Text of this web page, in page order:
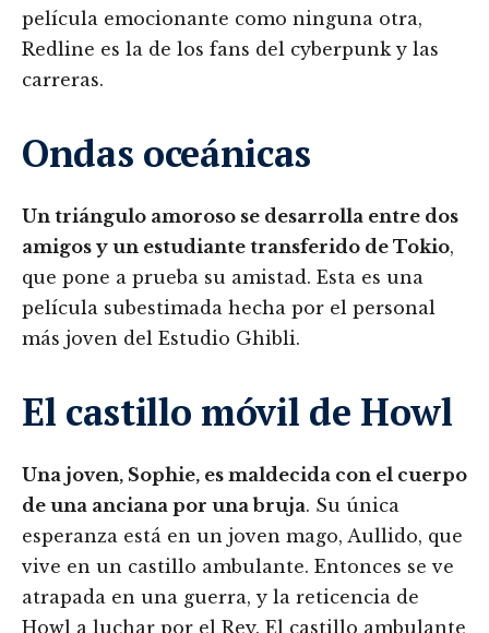
película emocionante como ninguna otra,
Redline es la de los fans del cyberpunk y las
carreras.
Ondas oceánicas
Un triángulo amoroso se desarrolla entre dos
amigos y un estudiante transferido de Tokio,
que pone a prueba su amistad. Esta es una
película subestimada hecha por el personal
más joven del Estudio Ghibli.
El castillo móvil de Howl
Una joven, Sophie, es maldecida con el cuerpo
de una anciana por una bruja. Su única
esperanza está en un joven mago, Aullido, que
vive en un castillo ambulante. Entonces se ve
atrapada en una guerra, y la reticencia de
Howl a luchar por el Rey. El castillo ambulante